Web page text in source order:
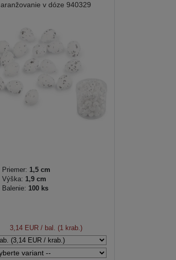
aranžovanie v dóze 940329
Priemer: 1,5 cm
Výška: 1,9 cm
Balenie: 100 ks
3,14 EUR/ bal. (1 krab.)